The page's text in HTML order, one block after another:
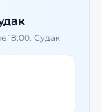
18:00. Судак